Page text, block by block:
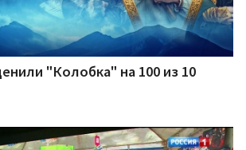
"Колобка" на 100 из 10